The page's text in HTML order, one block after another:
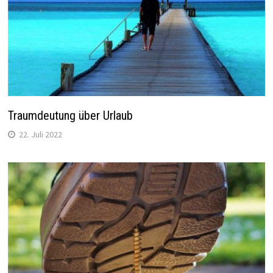
Traumdeutung über Urlaub
22. Juli 2022